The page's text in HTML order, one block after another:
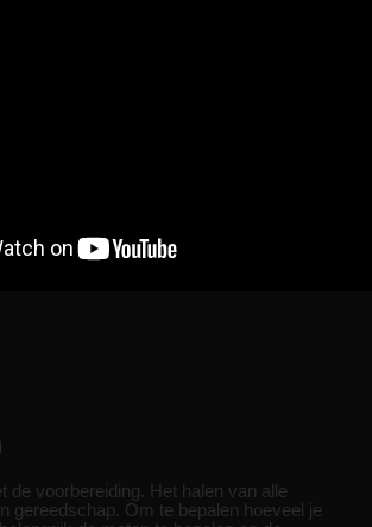
de voorbereiding. Het halen van alle
gereedschap. Om te bepalen hoeveel je